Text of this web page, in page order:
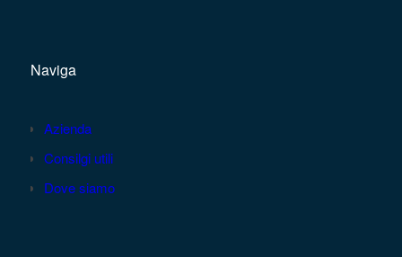
Naviga
Azienda
Consilgi utili
Dove siamo